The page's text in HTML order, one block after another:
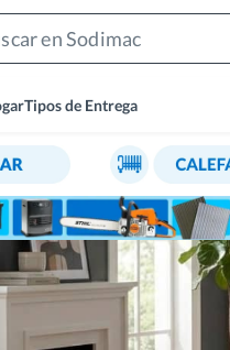
Tipos de Entrega